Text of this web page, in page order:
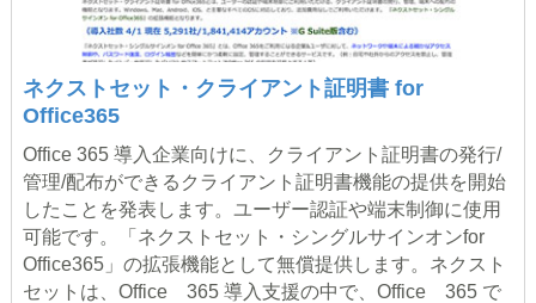
ネクストセット・クライアント証明書 for
Office365
Office 365 導入企業向けに、クライアント証明書の発行/
管理/配布ができるクライアント証明書機能の提供を開始
したことを発表します。ユーザー認証や端末制御に使用
可能です。「ネクストセット・シングルサインオンfor
Office365」の拡張機能として無償提供します。ネクスト
セットは、Office 365 導入支援の中で、Office 365 で